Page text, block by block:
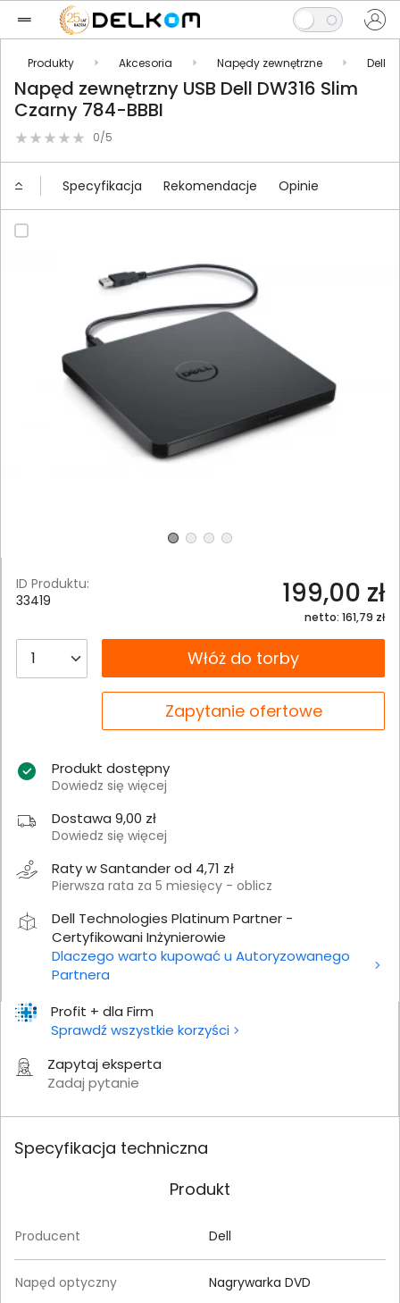
Produkty Akcesoria Napędy zewnętrzne Dell
Napęd zewnętrzny USB Dell DW316 Slim
Czarny 784-BBBI
0/5
Specyfikacja Rekomendacje Opinie
Profit + dla Firm
Sprawdź wszystkie korzyści
Zapytaj eksperta
Zadaj pytanie
ID Produktu:
33419
199,00 zł
netto: 161,79 zł
__B2C.PRODUCT.QUANTITYWłóż do torby
Zapytanie ofertowe
Produkt dostępny
Dowiedz się więcej
Dostawa 9,00 zł
Dowiedz się więcej
Raty w Santander od 4,71 zł
Pierwsza rata za 5 miesięcy - oblicz
Dell Technologies Platinum Partner -
Certyfikowani Inżynierowie
Dlaczego warto kupować u Autoryzowanego
Partnera
Specyfikacja techniczna
Produkt
Producent Dell
Napęd optyczny Nagrywarka DVD